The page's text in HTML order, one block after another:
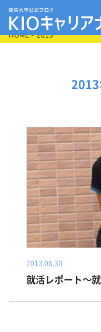
HOME> 2013
2013
2013.08.30
就活レポート～